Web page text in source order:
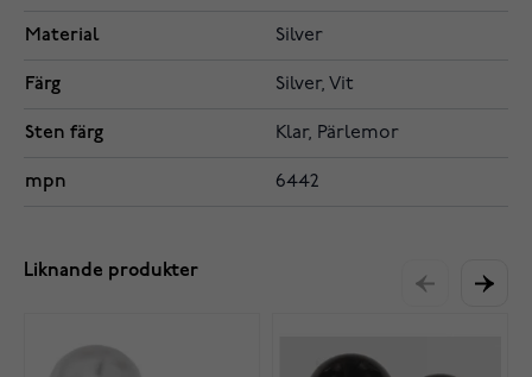
Material Silver
Färg Silver, Vit
Sten färg Klar, Pärlemor
mpn 6442
Liknande produkter